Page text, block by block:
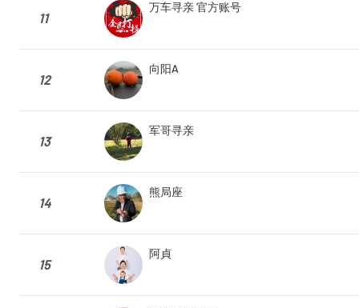
11
万车寻亲 官方账号
12
向阳A
13
军哥寻亲
14
熊局座
15
阿貞